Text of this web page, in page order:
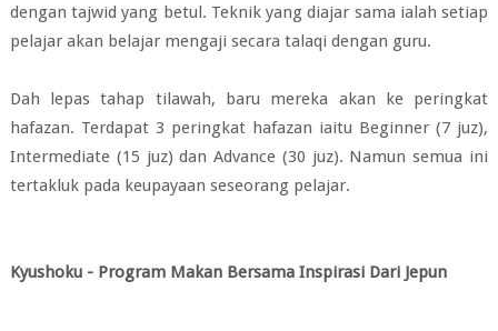
dengan tajwid yang betul. Teknik yang diajar sama ialah setiap
pelajar akan belajar mengaji secara talaqi dengan guru.
Dah lepas tahap tilawah, baru mereka akan ke peringkat
hafazan. Terdapat 3 peringkat hafazan iaitu Beginner (7 juz),
Intermediate (15 juz) dan Advance (30 juz). Namun semua ini
tertakluk pada keupayaan seseorang pelajar.
Kyushoku - Program Makan Bersama Inspirasi Dari Jepun